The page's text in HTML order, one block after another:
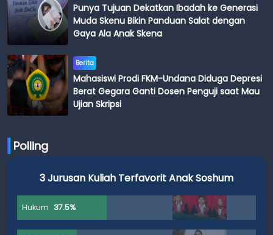
Punya Tujuan Dekatkan Ibadah ke Generasi
Muda Skenu Bikin Panduan Salat dengan
Gaya Ala Anak Skena
Berita
Mahasiswi Prodi FKM-Undana Diduga Depresi
Berat Gegara Ganti Dosen Penguji saat Mau
Ujian Skripsi
Polling
3 Jurusan Kuliah Terfavorit Anak Soshum
Hukum 37.5%